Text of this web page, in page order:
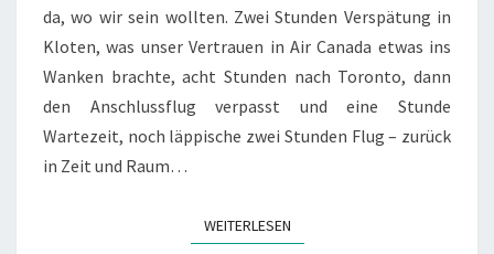
da, wo wir sein wollten. Zwei Stunden Verspätung in
Kloten, was unser Vertrauen in Air Canada etwas ins
Wanken brachte, acht Stunden nach Toronto, dann
den Anschlussflug verpasst und eine Stunde
Wartezeit, noch läppische zwei Stunden Flug – zurück
in Zeit und Raum…
WEITERLESENWEITERLESEN